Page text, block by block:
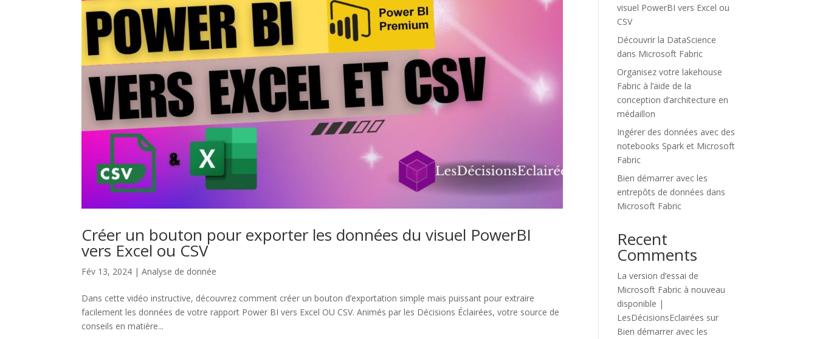
Créer un bouton pour exporter les données du visuel PowerBI
vers Excel ou CSV
Fév 13, 2024 |Analyse de donnée
Dans cette vidéo instructive, découvrez comment créer un bouton d’exportation simple mais puissant pour extraire
facilement les données de votre rapport Power BI vers Excel OU CSV. Animés par les Décisions Éclairées, votre source de
conseils en matière...
visuel PowerBI vers Excel ou
CSV
Découvrir la DataScience
dans Microsoft Fabric
Organisez votre lakehouse
Fabric à l’aide de la
conception d’architecture en
médaillon
Ingérer des données avec des
notebooks Spark et Microsoft
Fabric
Bien démarrer avec les
entrepôts de données dans
Microsoft Fabric
Recent
Comments
La version d’essai de
Microsoft Fabric à nouveau
disponible |
LesDécisionsEclairées sur
Bien démarrer avec les